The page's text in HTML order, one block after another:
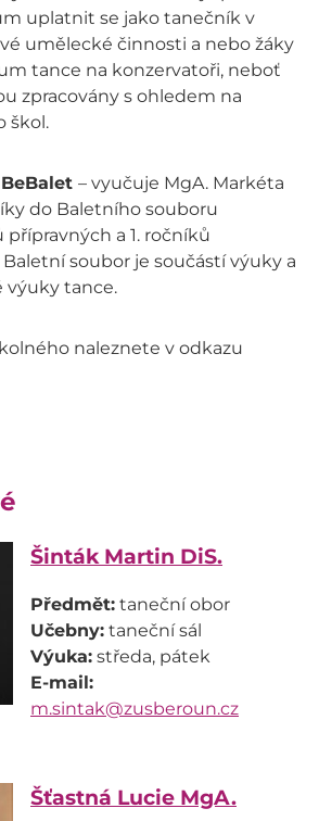
uplatnit se jako tanečník v
umělecké činnosti a nebo žáky
tance na konzervatoři, neboť
zpracovány s ohledem na
škol.
BeBalet – vyučuje MgA. Markéta
do Baletního souboru
a 1. ročníků
soubor je součástí výuky a
výuky tance.
naleznete v odkazu
Šinták Martin DiS.
Předmět:
Učebny:
Výuka:
E-mail:
m.sintak@zusberoun.cz
Šťastná Lucie MgA.